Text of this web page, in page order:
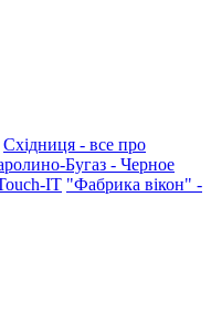
Східниця - все про
Бугаз - Черное
IT "Фабрика вікон" -